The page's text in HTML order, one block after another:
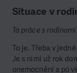
Situace v
Ta práce s
To je. Třeba v
Je s nimi už rok
onemocnění a po